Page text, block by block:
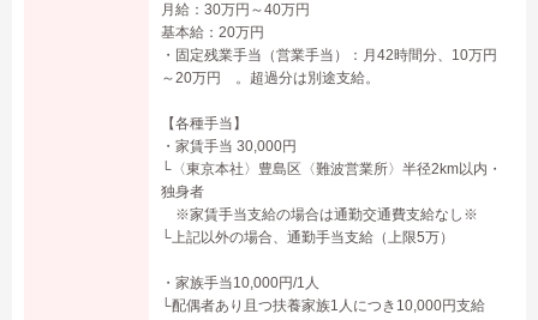
月給：30万円～40万円
基本給：20万円
・固定残業手当（営業手当）：月42時間分、10万円
～20万円 。超過分は別途支給。
【各種手当】
・家賃手当 30,000円
└〈東京本社〉豊島区〈難波営業所〉半径2km以内・
独身者
※家賃手当支給の場合は通勤交通費支給なし※
└上記以外の場合、通勤手当支給（上限5万）
・家族手当10,000円/1人
└配偶者あり且つ扶養家族1人につき10,000円支給